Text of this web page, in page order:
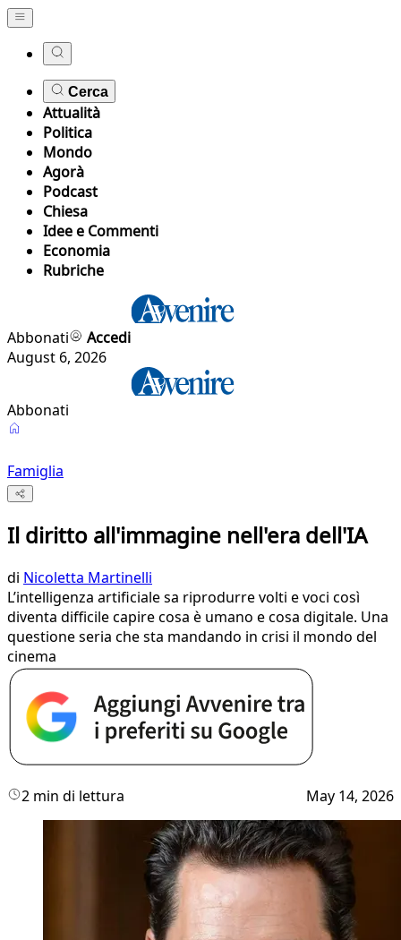
Cerca
Attualità
Politica
Mondo
Agorà
Podcast
Chiesa
Idee e Commenti
Economia
Rubriche
Abbonati
Accedi
August 6, 2026
Abbonati
Famiglia
Il diritto all'immagine nell'era dell'IA
di Nicoletta Martinelli
L’intelligenza artificiale sa riprodurre volti e voci così
diventa difficile capire cosa è umano e cosa digitale. Una
questione seria che sta mandando in crisi il mondo del
cinema
2 min di lettura May 14, 2026